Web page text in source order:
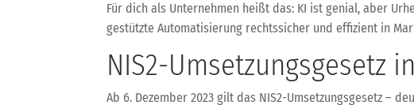
Für dich als Unternehmen heißt das: KI ist genial, aber
gestützte Automatisierung rechtssicher und effizient in
NIS2-Umsetzungsgesetz
Ab 6. Dezember 2023 gilt das NIS2-Umsetzungsgesetz –